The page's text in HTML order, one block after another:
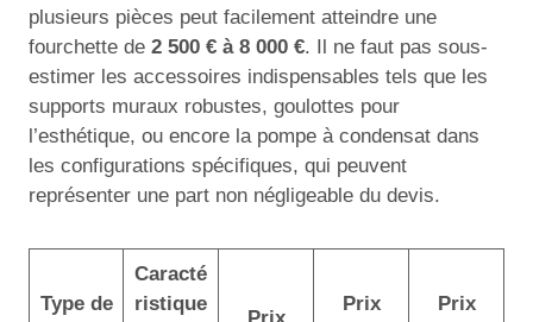
plusieurs pièces peut facilement atteindre une
fourchette de 2 500 € à 8 000 €. Il ne faut pas sous-
estimer les accessoires indispensables tels que les
supports muraux robustes, goulottes pour
l’esthétique, ou encore la pompe à condensat dans
les configurations spécifiques, qui peuvent
représenter une part non négligeable du devis.
Type de
Caracté
ristique
Prix
Prix
Prix